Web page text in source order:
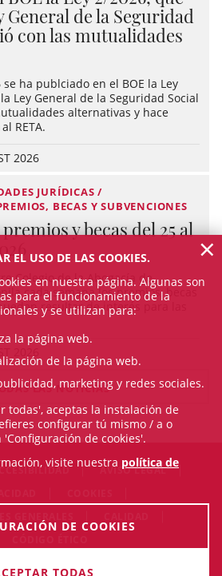
de la Seguridad
con las mutualidades
ha publciado en el BOE la Ley
Ley General de la Seguridad Social
alternativas y hace
RETA.
2026
JURÍDICAS /
BECAS Y SUBVENCIONES
y becas del 25 al
Colegio de la Abogacía de
cada semana los premios, becas
resultar de interés para las
LAS NOTICIAS
AVISO LEGAL
2026 Il·lustre Col·legi de l'Advocacia
EL USO DE LAS COOKIES.
en nuestra página. Algunas son
para el funcionamiento de la
y se utilizan para:
la página web.
de la página web.
marketing y redes sociales.
todas', aceptas la instalación de
configurar tú mismo / a o
de cookies'.
visite nuestra política de
DE COOKIES
TODAS
×